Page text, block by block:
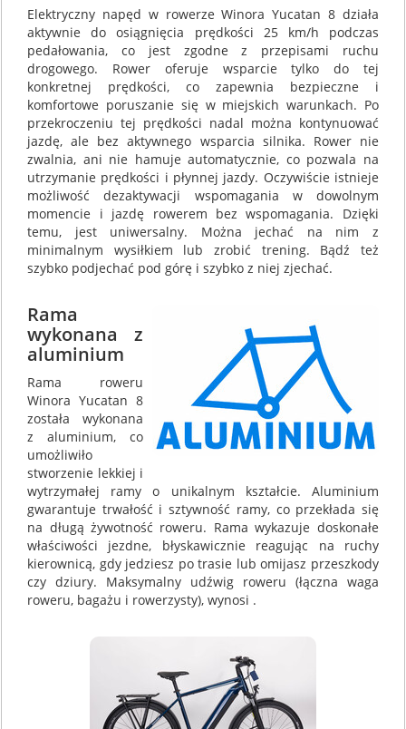
Elektryczny napęd w rowerze Winora Yucatan 8 działa
aktywnie do osiągnięcia prędkości 25 km/h podczas
pedałowania, co jest zgodne z przepisami ruchu
drogowego. Rower oferuje wsparcie tylko do tej
konkretnej prędkości, co zapewnia bezpieczne i
komfortowe poruszanie się w miejskich warunkach. Po
przekroczeniu tej prędkości nadal można kontynuować
jazdę, ale bez aktywnego wsparcia silnika. Rower nie
zwalnia, ani nie hamuje automatycznie, co pozwala na
utrzymanie prędkości i płynnej jazdy. Oczywiście istnieje
możliwość dezaktywacji wspomagania w dowolnym
momencie i jazdę rowerem bez wspomagania. Dzięki
temu, jest uniwersalny. Można jechać na nim z
minimalnym wysiłkiem lub zrobić trening. Bądź też
szybko podjechać pod górę i szybko z niej zjechać.
Rama
wykonana z
aluminium
Rama roweru
Winora Yucatan 8
została wykonana
z aluminium, co
umożliwiło
stworzenie lekkiej i
wytrzymałej ramy o unikalnym kształcie. Aluminium
gwarantuje trwałość i sztywność ramy, co przekłada się
na długą żywotność roweru. Rama wykazuje doskonałe
właściwości jezdne, błyskawicznie reagując na ruchy
kierownicą, gdy jedziesz po trasie lub omijasz przeszkody
czy dziury. Maksymalny udźwig roweru (łączna waga
roweru, bagażu i rowerzysty), wynosi .